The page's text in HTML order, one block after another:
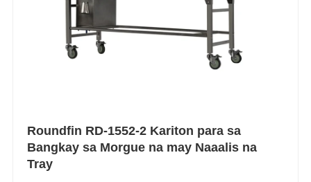
Roundfin RD-1552-2 Kariton para sa
Bangkay sa Morgue na may Naaalis na
Tray